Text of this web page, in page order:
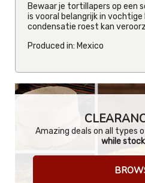
Bewaar je tortillapers op een
is vooral belangrijk in
condensatie roest kan
Produced in: Mexico
Amazing deals on all types
while